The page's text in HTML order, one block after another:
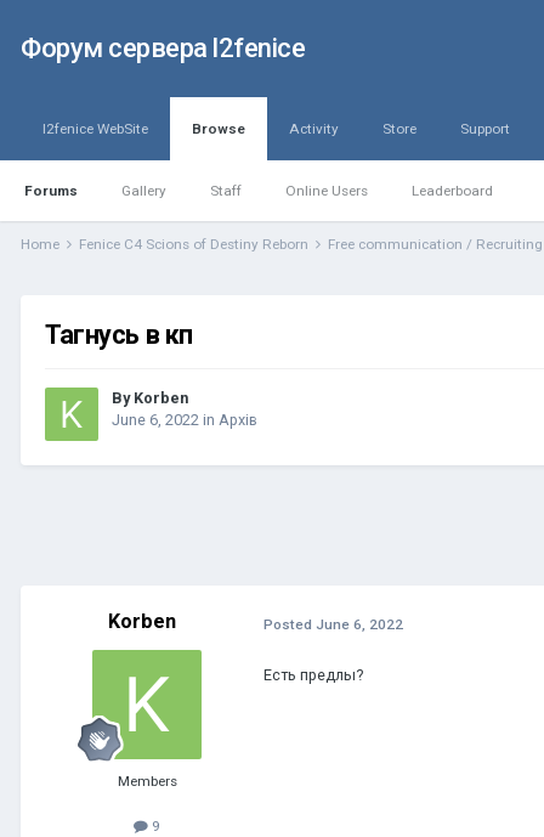
Форум сервера l2fenice
l2fenice WebSite Browse
Forums Gallery Staff Online Users Leaderboard
Activity Store Support
Home Fenice C4 Scions of Destiny Reborn Free communication /
Тагнусь в кп
By Korben
June 6, 2022 in Архів
Korben
Members
9
Posted June 6, 2022
Есть предлы?